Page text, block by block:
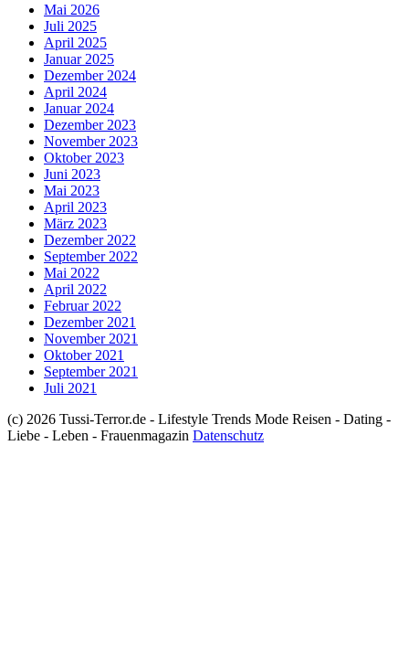
Mai 2026
Juli 2025
April 2025
Januar 2025
Dezember 2024
April 2024
Januar 2024
Dezember 2023
November 2023
Oktober 2023
Juni 2023
Mai 2023
April 2023
März 2023
Dezember 2022
September 2022
Mai 2022
April 2022
Februar 2022
Dezember 2021
November 2021
Oktober 2021
September 2021
Juli 2021
(c) 2026 Tussi-Terror.de - Lifestyle Trends Mode Reisen - Dating -
Liebe - Leben - Frauenmagazin Datenschutz